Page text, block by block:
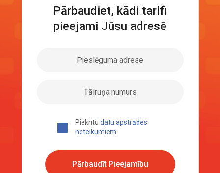
Pārbaudiet, kādi tarifi
pieejami Jūsu adresē
Piekrītu datu apstrādes
noteikumiem
Pārbaudīt Pieejamību